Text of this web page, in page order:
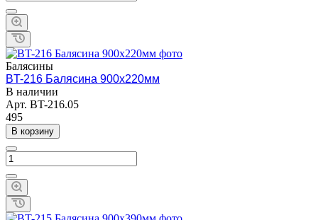
Балясины
BT-216 Балясина 900х220мм
В наличии
Арт. BT-216.05
495
В корзину